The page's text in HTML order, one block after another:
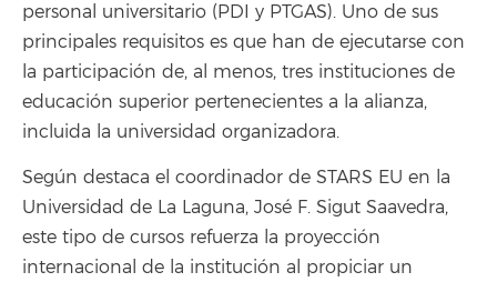
personal universitario (PDI y PTGAS). Uno de sus
principales requisitos es que han de ejecutarse con
la participación de, al menos, tres instituciones de
educación superior pertenecientes a la alianza,
incluida la universidad organizadora.
Según destaca el coordinador de STARS EU en la
Universidad de La Laguna, José F. Sigut Saavedra,
este tipo de cursos refuerza la proyección
internacional de la institución al propiciar un